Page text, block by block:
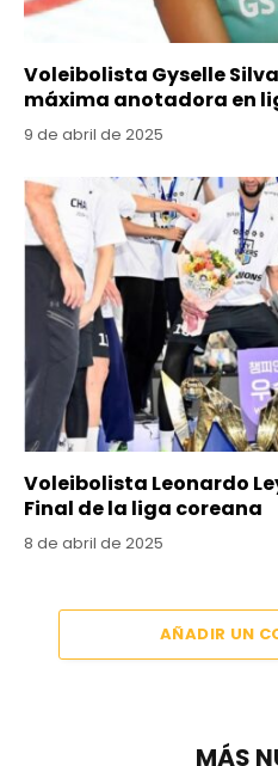
Voleibolista Gyselle
máxima anotadora en
9 de abril de 2025
Voleibolista Leonardo
Final de la liga coreana
8 de abril de 2025
AÑADIR UN
MÁS